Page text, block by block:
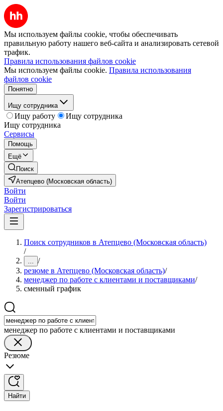
Мы используем файлы cookie, чтобы обеспечивать
правильную работу нашего веб-сайта и анализировать сетевой
трафик.
Правила использования файлов cookie
Мы используем файлы cookie. Правила использования
файлов cookie
Понятно
Ищу сотрудника
Ищу работу
Ищу сотрудника
Ищу сотрудника
Сервисы
Помощь
Ещё
Поиск
Атепцево (Московская область)
Войти
Войти
Зарегистрироваться
Поиск сотрудников в Атепцево (Московская область)
/
... /
резюме в Атепцево (Московская область)/
менеджер по работе с клиентами и поставщиками/
сменный график
менеджер по работе с клиентами и поставщиками
Резюме
Найти